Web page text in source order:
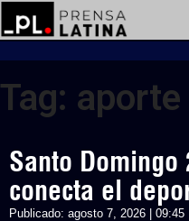
Tag:
Santo
conecta el
Publicado: agosto 7, 2026 | 09:45